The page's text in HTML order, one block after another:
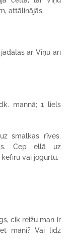
attālinājās.
ar Viņu arī
mannā; 1 liels
smalkas rīves.
Cep eļļā uz
vai jogurtu.
cik reižu man ir
mani? Vai līdz